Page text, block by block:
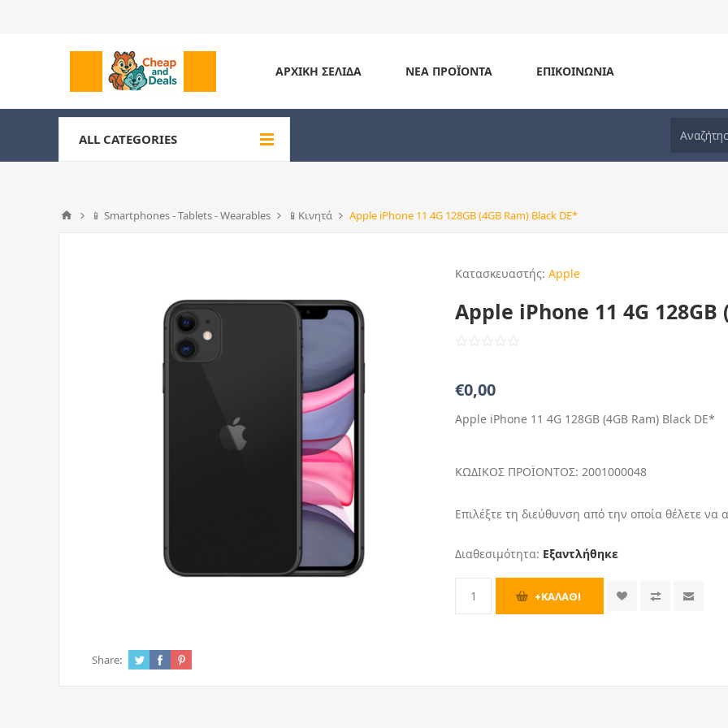
ΑΡΧΙΚΉ ΣΕΛΊΔΑ ΝΈΑ ΠΡΟΪΌΝΤΑ ΕΠΙΚΟΙΝΩΝΊΑ
ALL CATEGORIES
📱 Smartphones - Tablets - Wearables 📱Κινητά Apple iPhone 11 4G 128GB (4GB Ram) Black DE*
Κατασκευαστής: Apple
Apple iPhone 11 4G 128GB
€0,00
Apple iPhone 11 4G 128GB (4GB Ram) Black DE*
ΚΩΔΙΚΟΣ ΠΡΟΪΟΝΤΟΣ: 2001000048
Επιλέξτε τη διεύθυνση από την οποία θέλετε να
Διαθεσιμότητα: Εξαντλήθηκε
Share: